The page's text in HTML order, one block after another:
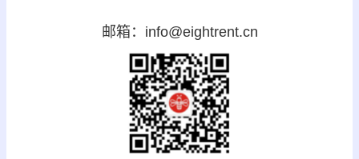
邮箱：info@eightrent.cn